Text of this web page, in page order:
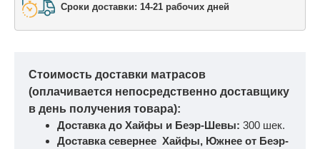
Сроки доставки: 14-21 рабочих дней
Стоимость доставки матрасов
(оплачивается непосредственно доставщику
в день получения товара):
Доставка до Хайфы и Беэр-Шевы: 300 шек.
Доставка севернее Хайфы, Южнее от Беэр-